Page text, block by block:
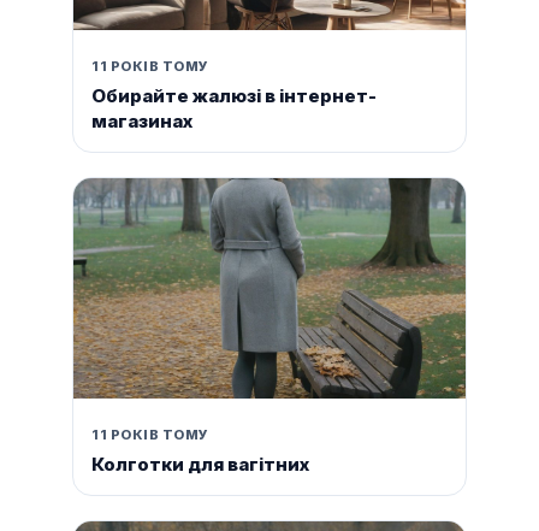
11 РОКІВ ТОМУ
Обирайте жалюзі в інтернет-
магазинах
11 РОКІВ ТОМУ
Колготки для вагітних